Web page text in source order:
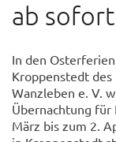
ab
In den
Kroppenstedt des
Wanzleben e. V.
Übernachtung für
März bis zum 2.